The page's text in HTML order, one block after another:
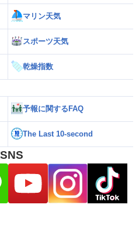
マリン天気
スポーツ天気
乾燥指数
予報に関するFAQ
The Last 10-second